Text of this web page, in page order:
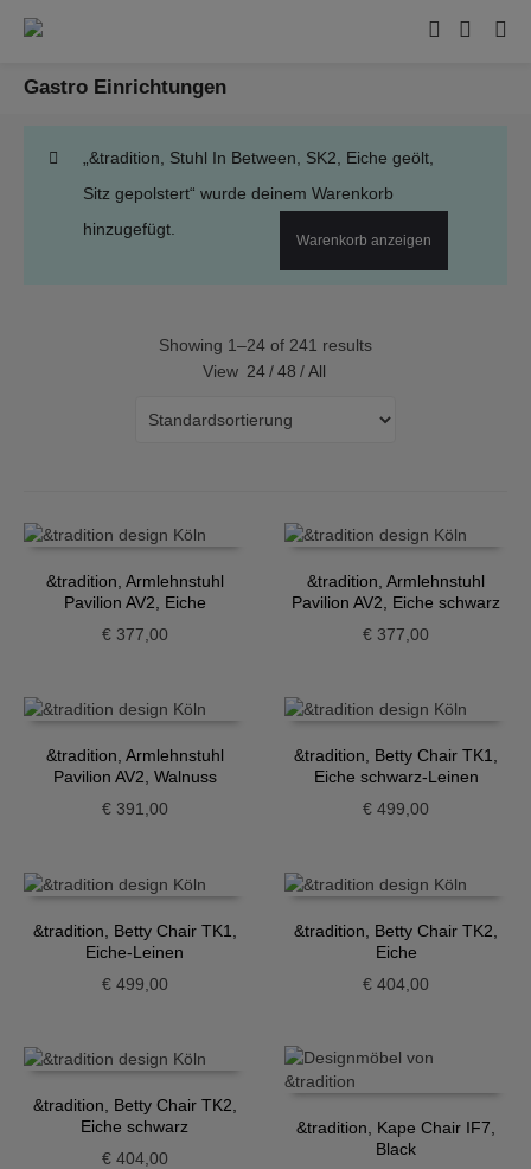
Gastro Einrichtungen
„&tradition, Stuhl In Between, SK2, Eiche geölt,
Sitz gepolstert“ wurde deinem Warenkorb
hinzugefügt.
Warenkorb anzeigen
Showing 1–24 of 241 results
View 24 / 48 / All
&tradition, Armlehnstuhl
Pavilion AV2, Eiche
€377,00
&tradition, Armlehnstuhl
Pavilion AV2, Eiche schwarz
€ 377,00
&tradition, Armlehnstuhl
Pavilion AV2, Walnuss
€391,00
&tradition, Betty Chair TK1,
Eiche schwarz-Leinen
€ 499,00
&tradition, Betty Chair TK1,
Eiche-Leinen
€499,00
&tradition, Betty Chair TK2,
Eiche
€ 404,00
&tradition, Betty Chair TK2,
Eiche schwarz
€404,00
&tradition, Kape Chair IF7,
Black